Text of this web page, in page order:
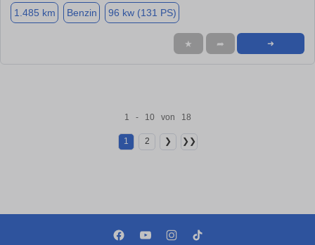
1.485 km Benzin 96 kw (131 PS)
★ ➦ ➜
1 - 10 von 18
1 2 ❯ ❯❯